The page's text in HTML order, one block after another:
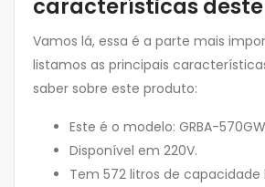
características
Vamos lá, essa é a parte mais
listamos as principais
saber sobre este produto:
Este é o modelo: GRBA-
Disponível em 220V.
Tem 572 litros de capacidade